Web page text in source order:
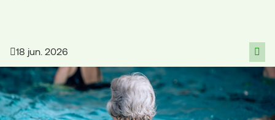
18 jun. 2026